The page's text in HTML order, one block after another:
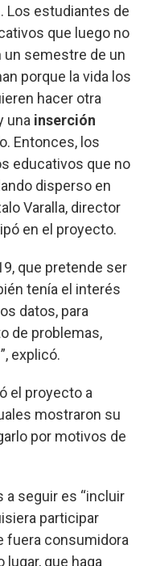
Los estudiantes de
que luego no
un semestre de un
porque la vida los
hacer otra
una inserción
Entonces, los
educativos que no
disperso en
Varalla, director
en el proyecto.
que pretende ser
tenía el interés
datos, para
de problemas,
explicó.
el proyecto a
mostraron su
por motivos de
a seguir es “incluir
participar
fuera consumidora
que haga